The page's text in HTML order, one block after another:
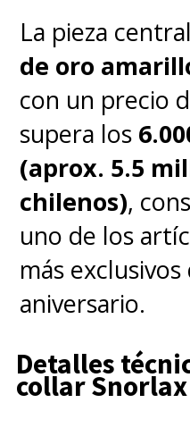
La pieza
de oro
con un precio
supera los
(aprox. 5.5
chilenos),
uno de los
más exclusivos
aniversario.
Detalles
collar Snorlax